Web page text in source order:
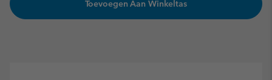
Toevoegen Aan Winkeltas